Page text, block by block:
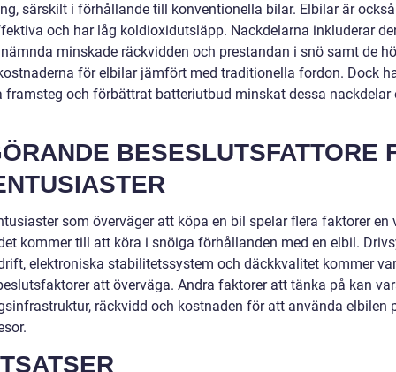
särskilt i förhållande till konventionella bilar. Elbilar är
och har låg koldioxidutsläpp. Nackdelarna inkluderar
minskade räckvidden och prestandan i snö samt de
för elbilar jämfört med traditionella fordon. Dock
framsteg och förbättrat batteriutbud minskat dessa nackdelar
BESESLUTSFATTORE
som överväger att köpa en bil spelar flera faktorer en
kommer till att köra i snöiga förhållanden med en elbil.
elektroniska stabilitetssystem och däckkvalitet kommer
att överväga. Andra faktorer att tänka på kan
räckvidd och kostnaden för att använda elbilen